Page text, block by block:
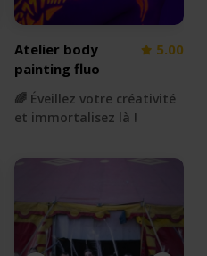
Atelier body
painting fluo
5.00
🌈 Éveillez votre créativité
et immortalisez là !